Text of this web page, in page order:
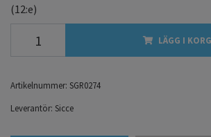
(12:e)
LÄGG I
Artikelnummer: SGR0274
Leverantör: Sicce